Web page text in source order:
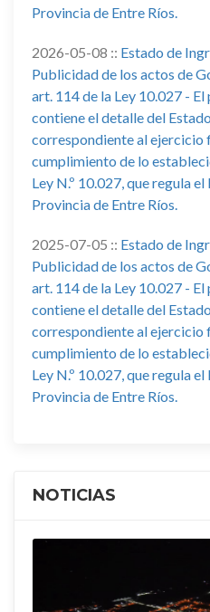
Provincia de Entre Ríos.
2026-05-08 :: Estado de
Publicidad de los actos de
art. 114 de la Ley 10.027 -
contiene el detalle del
correspondiente al ejercicio
cumplimiento de lo
Ley N.º 10.027, que regula
Provincia de Entre Ríos.
2025-07-05 :: Estado de
Publicidad de los actos de
art. 114 de la Ley 10.027 -
contiene el detalle del
correspondiente al ejercicio
cumplimiento de lo
Ley N.º 10.027, que regula
Provincia de Entre Ríos.
NOTICIAS